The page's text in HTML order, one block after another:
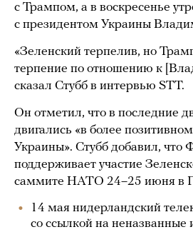
с Трампом, а в воскресенье
с президентом Украины
«Зеленский терпелив, но
терпение по отношению к
сказал Стубб в интервью STT.
Он отметил, что в последние
двигались «в более
Украины». Стубб добавил, что
поддерживает участие
саммите НАТО 24–25 июня в
14 мая нидерландский
со ссылкой на